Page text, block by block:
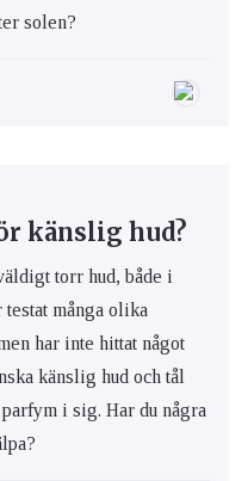
solen?
känslig hud?
torr hud, både i
testat många olika
har inte hittat något
känslig hud och tål
i sig. Har du några